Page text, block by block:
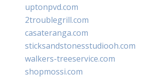
uptonpvd.com
2troublegrill.com
casateranga.com
sticksandstonesstudiooh.com
walkers-treeservice.com
shopmossi.com